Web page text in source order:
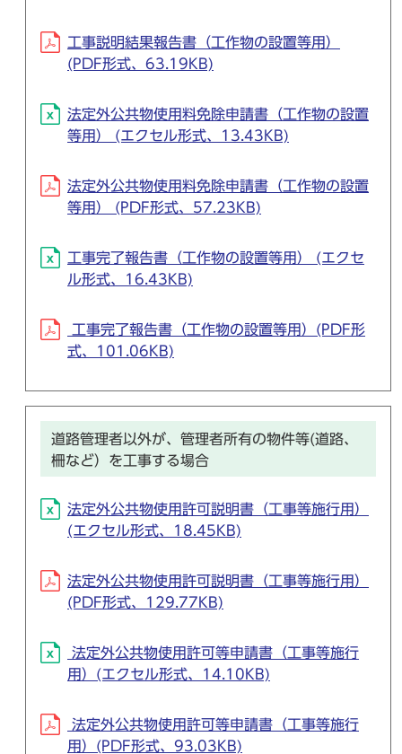
工事説明結果報告書（工作物の設置等用）
(PDF形式、63.19KB)
法定外公共物使用料免除申請書（工作物の設置
等用） (エクセル形式、13.43KB)
法定外公共物使用料免除申請書（工作物の設置
等用） (PDF形式、57.23KB)
工事完了報告書（工作物の設置等用） (エクセ
ル形式、16.43KB)
工事完了報告書（工作物の設置等用）(PDF形
式、101.06KB)
道路管理者以外が、管理者所有の物件等(道路、
柵など）を工事する場合
法定外公共物使用許可説明書（工事等施行用）
(エクセル形式、18.45KB)
法定外公共物使用許可説明書（工事等施行用）
(PDF形式、129.77KB)
法定外公共物使用許可等申請書（工事等施行
用）(エクセル形式、14.10KB)
法定外公共物使用許可等申請書（工事等施行
用）(PDF形式、93.03KB)